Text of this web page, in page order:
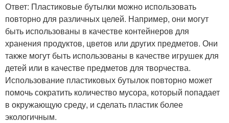
Ответ: Пластиковые бутылки можно использовать
повторно для различных целей. Например, они могут
быть использованы в качестве контейнеров для
хранения продуктов, цветов или других предметов. Они
также могут быть использованы в качестве игрушек для
детей или в качестве предметов для творчества.
Использование пластиковых бутылок повторно может
помочь сократить количество мусора, который попадает
в окружающую среду, и сделать пластик более
экологичным.